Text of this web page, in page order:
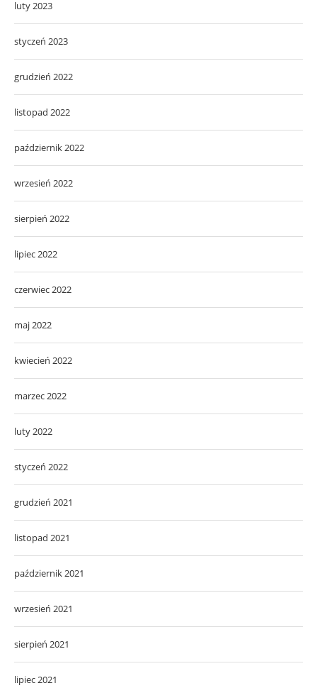
luty 2023
styczeń 2023
grudzień 2022
listopad 2022
październik 2022
wrzesień 2022
sierpień 2022
lipiec 2022
czerwiec 2022
maj 2022
kwiecień 2022
marzec 2022
luty 2022
styczeń 2022
grudzień 2021
listopad 2021
październik 2021
wrzesień 2021
sierpień 2021
lipiec 2021